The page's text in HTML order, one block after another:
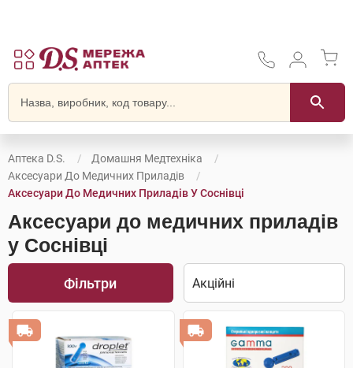
Аптека D.S.
Домашня Медтехніка
Аксесуари До Медичних Приладів
Аксесуари До Медичних Приладів У Соснівці
Аксесуари до медичних приладів
у Соснівці
Фільтри